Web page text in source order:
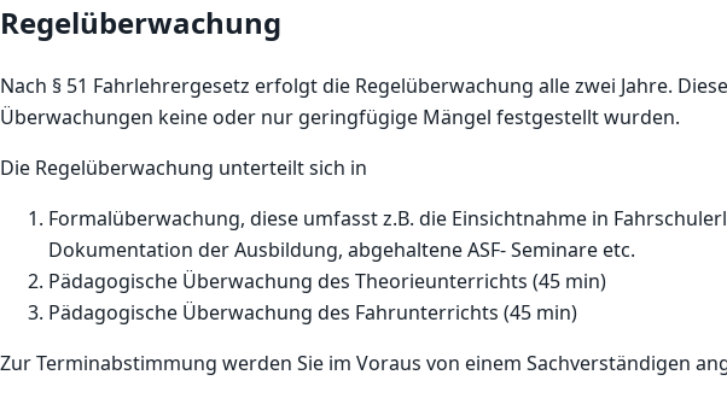
Regelüberwachung
Nach § 51 Fahrlehrergesetz erfolgt die Regelüberwachung alle zwei Jahre.
Überwachungen keine oder nur geringfügige Mängel festgestellt wurden.
Die Regelüberwachung unterteilt sich in
Formalüberwachung, diese umfasst z.B. die Einsichtnahme in
Dokumentation der Ausbildung, abgehaltene ASF- Seminare etc.
Pädagogische Überwachung des Theorieunterrichts (45 min)
Pädagogische Überwachung des Fahrunterrichts (45 min)
Zur Terminabstimmung werden Sie im Voraus von einem Sachverständigen